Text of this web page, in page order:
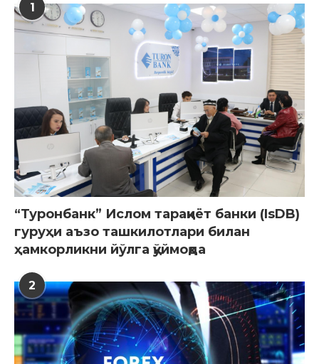
1
“Туронбанк” Ислом тараққиёт банки (IsDB)
гуруҳи аъзо ташкилотлари билан
ҳамкорликни йўлга қўймоқда
2